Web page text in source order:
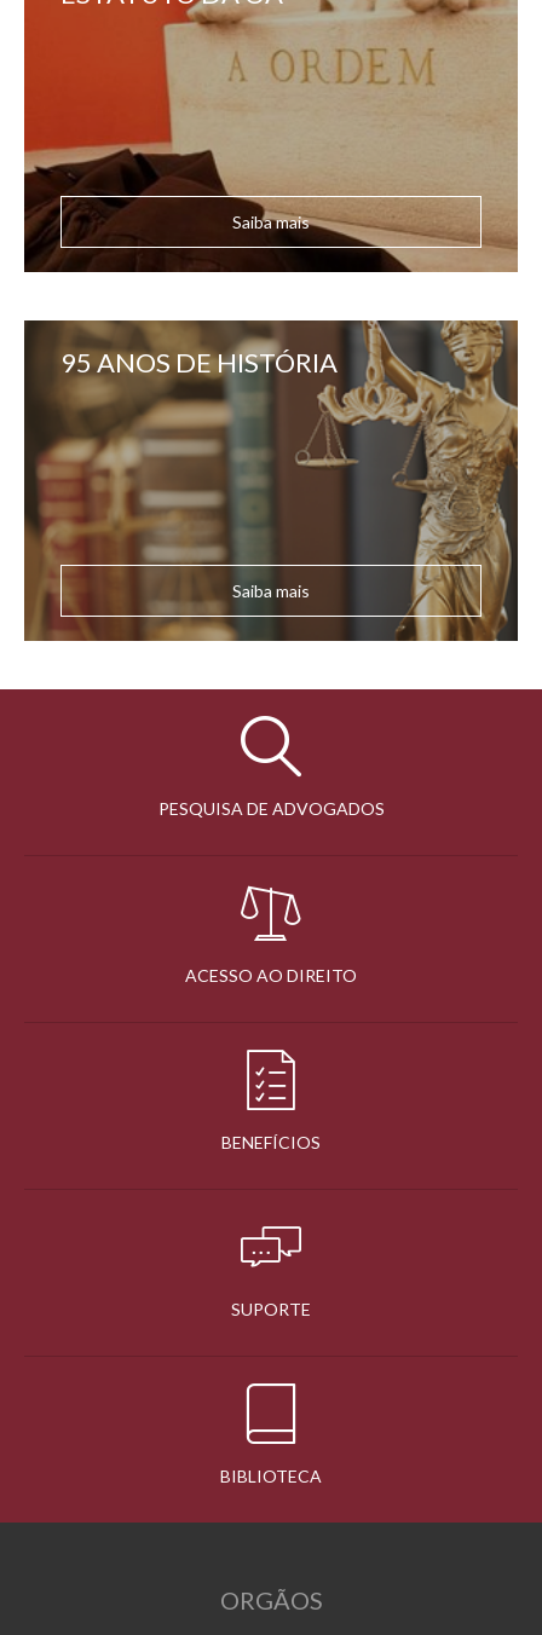
Saiba mais
95 ANOS DE HISTÓRIA
Saiba mais
PESQUISA DE ADVOGADOS
ACESSO AO DIREITO
BENEFÍCIOS
SUPORTE
BIBLIOTECA
ORGÃOS